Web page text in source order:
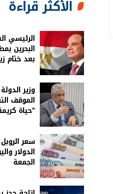
الأكثر قراءة
الرئيسي
البحرين
بعد ختام
وزير
الموقف
"حياة
سعر
الدولار
الجمعة